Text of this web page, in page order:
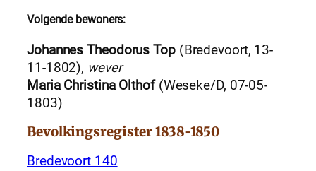
Volgende bewoners:
Johannes Theodorus Top(Bredevoort, 13-
11-1802), wever
Maria Christina Olthof(Weseke/D, 07-05-
1803)
Bevolkingsregister 1838-1850
Bredevoort 140